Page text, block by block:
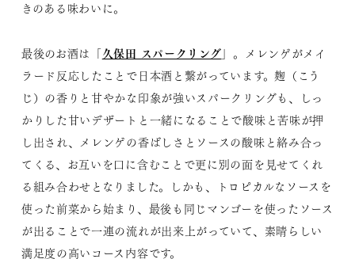
きのある味わいに。
最後のお酒は「久保田 スパークリング」。メレンゲがメイ
ラード反応したことで日本酒と繋がっています。麹（こう
じ）の香りと甘やかな印象が強いスパークリングも、しっ
かりした甘いデザートと一緒になることで酸味と苦味が押
し出され、メレンゲの香ばしさとソースの酸味と絡み合っ
てくる、お互いを口に含むことで更に別の面を見せてくれ
る組み合わせとなりました。しかも、トロピカルなソースを
使った前菜から始まり、最後も同じマンゴーを使ったソース
が出ることで一連の流れが出来上がっていて、素晴らしい
満足度の高いコース内容です。